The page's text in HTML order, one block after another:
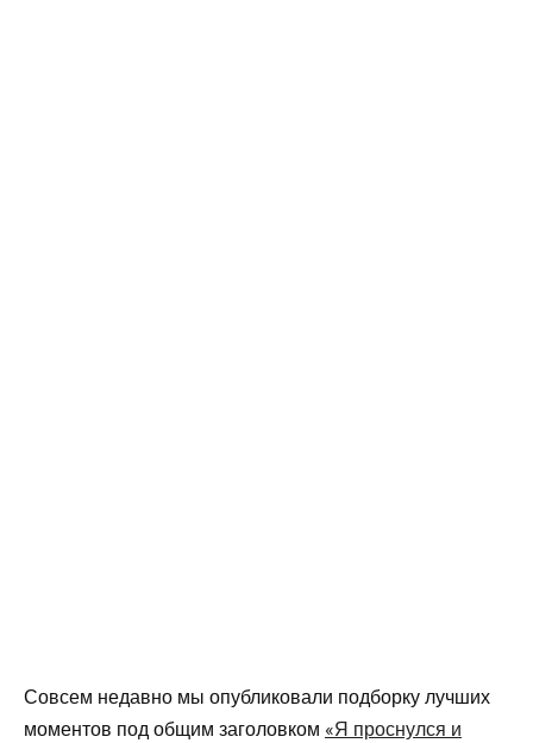
Совсем недавно мы опубликовали подборку лучших
моментов под общим заголовком «Я проснулся и